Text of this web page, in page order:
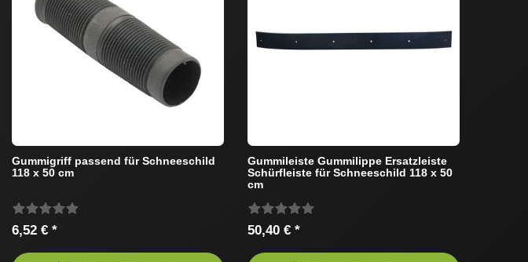
Gummigriff passend für Schneeschild
118 x 50 cm
6,52 € *
Gummileiste Gummilippe Ersatzleiste
Schürfleiste für Schneeschild 118 x 50
cm
50,40 € *